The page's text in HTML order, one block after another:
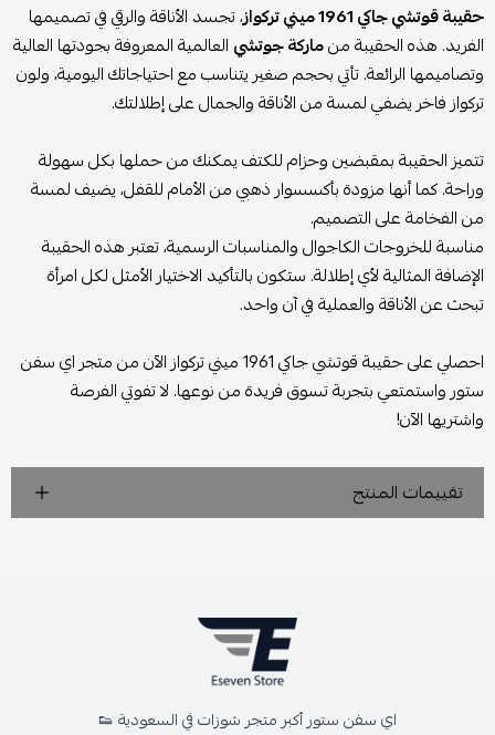
حقيبة قوتشي جاكي 1961 ميني تركواز
، تجسد الأناقة والرقي في تصميمها
الفريد. هذه الحقيبة منماركة جوتشي العالمية المعروفة بجودتها العالية
وتصاميمها الرائعة. تأتي بحجم صغير يتناسب مع احتياجاتك اليومية، ولون
تركواز فاخر يضفي لمسة من الأناقة والجمال على إطلالتك.
تتميز الحقيبة بمقبضين وحزام للكتف يمكنك من حملها بكل سهولة
وراحة. كما أنها مزودة بأكسسوار ذهبي من الأمام للقفل، يضيف لمسة
من الفخامة على التصميم.
مناسبة للخروجات الكاجوال والمناسبات الرسمية، تعتبر هذه الحقيبة
الإضافة المثالية لأي إطلالة. ستكون بالتأكيد الاختيار الأمثل لكل امرأة
تبحث عن الأناقة والعملية في آن واحد.
احصلي على حقيبة قوتشي جاكي 1961 ميني تركواز الآن من متجر اي سفن
ستور واستمتعي بتجربة تسوق فريدة من نوعها. لا تفوتي الفرصة
واشتريها الآن!
تقييمات المنتج
اي سفن ستور أكبر متجر شوزات في السعودية 👟